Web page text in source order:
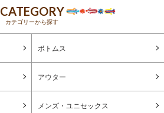
CATEGORY
カテゴリーから探す
ボトムス
アウター
メンズ・ユニセックス